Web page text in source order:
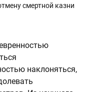
смертной казни
наклоняться,